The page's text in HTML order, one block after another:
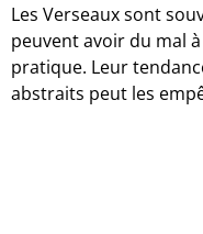
Les Verseaux sont
peuvent avoir du mal
pratique. Leur
abstraits peut les